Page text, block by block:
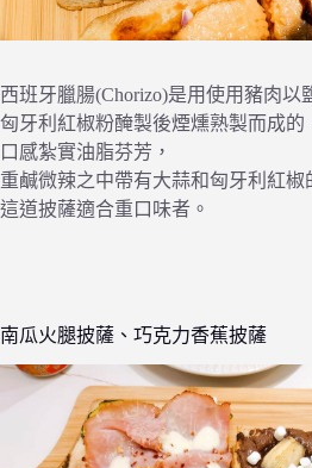
西班牙臘腸(Chorizo)是用使用豬肉以
匈牙利紅椒粉醃製後煙燻熟製而成的
口感紮實油脂芬芳，
重鹹微辣之中帶有大蒜和匈牙利紅椒
這道披薩適合重口味者。
南瓜火腿披薩、巧克力香蕉披薩